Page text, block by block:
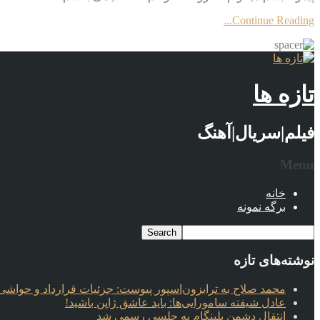
Continue Reading...
تازه ها
فیلم|سریال|آهنگ
Menu
خانه
برگه نمونه
نوشته‌های تازه
محمد صلاح به ترابزون‌اسپور پیوست: جزئیات قرارداد و حواشی
عادل شیفته سامورایی‌ها: باید عاشق ژاپن باشید!
انتقال دشمن بلینگام به چلسی رسمی شد